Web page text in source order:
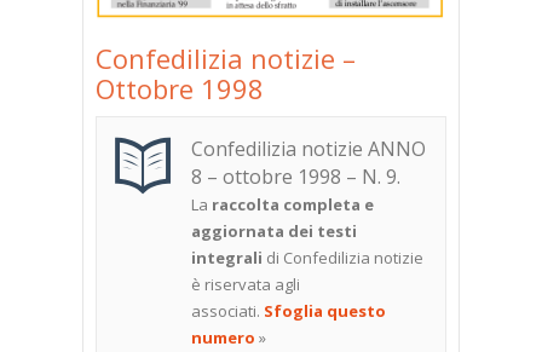
Confedilizia notizie –
Ottobre 1998
Confedilizia notizie ANNO
8 – ottobre 1998 – N. 9.
La raccolta completa e
aggiornata dei testi
integrali di Confedilizia notizie
è riservata agli
associati. Sfoglia questo
numero »